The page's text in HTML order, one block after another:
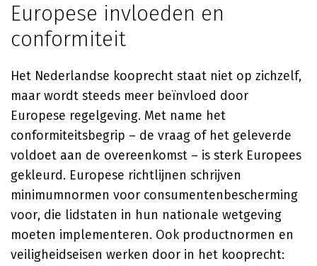
Europese invloeden en
conformiteit
Het Nederlandse kooprecht staat niet op zichzelf,
maar wordt steeds meer beïnvloed door
Europese regelgeving. Met name het
conformiteitsbegrip – de vraag of het geleverde
voldoet aan de overeenkomst – is sterk Europees
gekleurd. Europese richtlijnen schrijven
minimumnormen voor consumentenbescherming
voor, die lidstaten in hun nationale wetgeving
moeten implementeren. Ook productnormen en
veiligheidseisen werken door in het kooprecht: